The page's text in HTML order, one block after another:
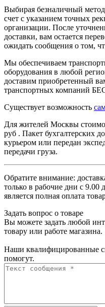
Выбирая безналичный
счет с указанием точных
организации. После
доставки, вам остается
ожидать сообщения о том,
Мы обеспечиваем
оборудования в любой
доставим приобретенный
транспортных компаний
Существует возможность
Для жителей Москвы
руб . Пакет бухгалтерских
курьером или передан
передачи груза.
Обратите внимание:
только в рабочие дни с 9.00
является полная оплата
Задать вопрос о товаре
Вы можете задать любой
товару или работе магазина.
Наши квалифицированные
помогут.